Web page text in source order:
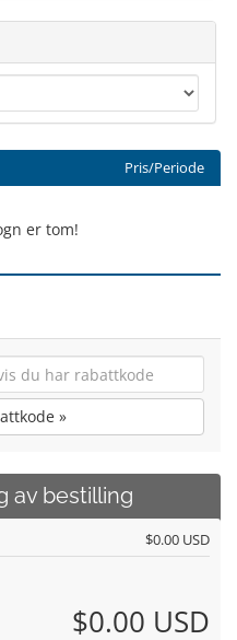
Pris/Periode
er tom!
»
av bestilling
$0.00 USD
$0.00 USD